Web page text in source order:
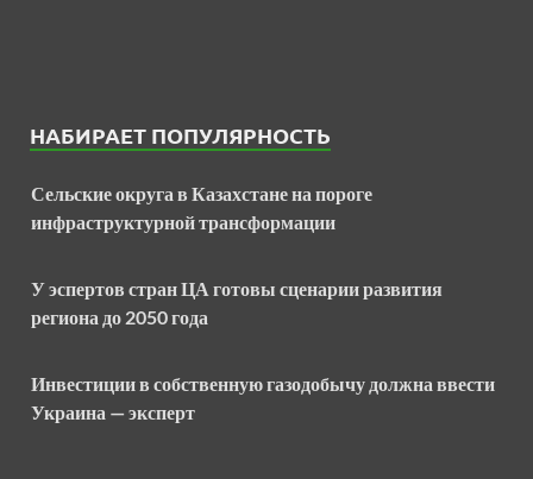
НАБИРАЕТ ПОПУЛЯРНОСТЬ
Сельские округа в Казахстане на пороге
инфраструктурной трансформации
У эспертов стран ЦА готовы сценарии развития
региона до 2050 года
Инвестиции в собственную газодобычу должна ввести
Украина — эксперт